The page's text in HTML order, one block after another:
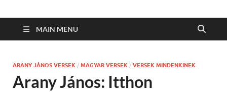
MAIN MENU
ARANY JÁNOS VERSEK / MAGYAR VERSEK / VERSEK MINDENKINEK
Arany János: Itthon